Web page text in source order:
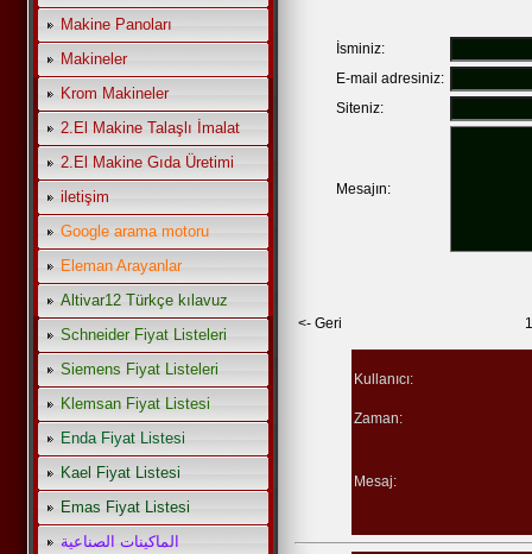
Makine Panoları
Makineler
Krom Makineler
2.El Makine Talaşlı İmalat
2.El Makine Gıda Üretimi
iletişim
Google arama motoru
Eleman Arayanlar
Altivar12 Türkçe kılavuz
Schneider Fiyat Listeleri
Siemens Fiyat Listeleri
Klemsan Fiyat Listesi
Enda Fiyat Listesi
Kael Fiyat Listesi
Emas Fiyat Listesi
الماكينات الصناعية
İsminiz:
E-mail adresiniz:
Siteniz:
Mesajın:
<- Geri 1
Kullanıcı:
Zaman:
Mesaj: